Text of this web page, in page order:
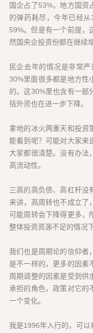
国企占了53%，地方国资
的弹药耗尽，今年已经
59%。但是有一个前提，
然国央企投资份额在继续
民企去年的情况是非常
30%里面很多都是地方性
的。这30%里也含有一部
括外资也在进一步下降。
拿地的冰火两重天和投资
能看到呢？可能对大家来
大家都很清楚。没有办法
高流动性。
三高的高负债、高杠杆没
来讲，高周转也不成立了
可能周转会下降得更多，
整体投资资源不足的情况
我们也是周期论的信仰者
是不一样的，更多的因素
周期调整的因素是受到供
承担的角色，政策对它的
一个变化。
我是1996年入行的，可以